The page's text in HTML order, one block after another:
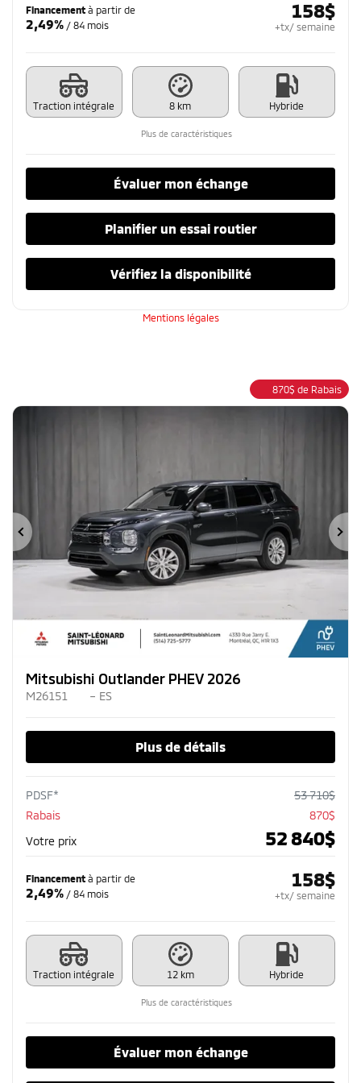
Financement à partir de
2,49% / 84 mois
158$
+tx/ semaine
Traction intégrale 8 km Hybride
Plus de caractéristiques
Évaluer mon échange
Planifier un essai routier
Vérifiez la disponibilité
Mentions légales
870$ de Rabais
Précédent
Mitsubishi Outlander PHEV 2026
M26151 – ES
Plus de détails
PDSF* 53 710$
Rabais
870$
Votre prix
52 840$
Financement à partir de
2,49% / 84 mois
158$
+tx/ semaine
Traction intégrale 12 km Hybride
Plus de caractéristiques
Évaluer mon échange